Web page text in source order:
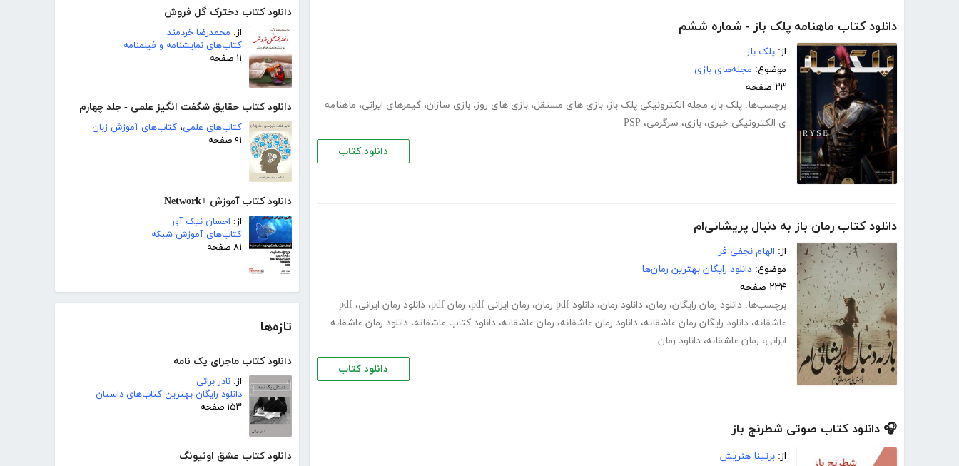
دانلود کتاب دخترک گل فروش
از: محمدرضا خردمند
کتاب‌های نمایشنامه و فیلمنامه
۱۱ صفحه
دانلود کتاب حقایق شگفت انگیز علمی - جلد چهارم
کتاب‌های علمی، کتاب‌های آموزش زبان
۹۱ صفحه
دانلود کتاب آموزش +Network
از: احسان نیک آور
کتاب‌های آموزش شبکه
۸۱ صفحه
تازه‌ها
دانلود کتاب ماجرای یک نامه
از: نادر براتی
دانلود رایگان بهترین کتاب‌های داستان
۱۵۳ صفحه
دانلود کتاب عشق اونیونگ
دانلود کتاب ماهنامه پلک باز - شماره ششم
از: پلک باز
موضوع: مجله‌های بازی
۲۳ صفحه
برچسب‌ها: پلک باز، مجله الکترونیکی پلک باز، بازی های مستقل، بازی های روز، بازی سازان، گیمرهای ایرانی، ماهنامه
ی الکترونیکی خبری، بازی، سرگرمی، PSP
دانلود کتاب
دانلود کتاب رمان باز به دنبال پریشانی‌ام
از: الهام نجفی فر
موضوع: دانلود رایگان بهترین رمان‌ها
۲۳۴ صفحه
برچسب‌ها: دانلود رمان رایگان، رمان، دانلود رمان، دانلود pdf رمان ، رمان ایرانی pdf ، رمان pdf ، دانلود رمان ایرانی، pdf
عاشقانه، دانلود رایگان رمان عاشقانه، دانلود رمان عاشقانه، رمان عاشقانه، دانلود کتاب عاشقانه، دانلود رمان عاشقانه
ایرانی، رمان عاشقانه، دانلود رمان
دانلود کتاب
🎧 دانلود کتاب صوتی شطرنج باز
از: برتینا هنریش